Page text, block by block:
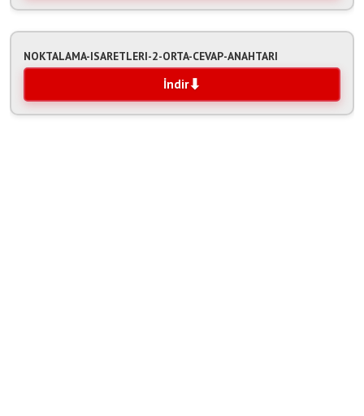
NOKTALAMA-ISARETLERI-2-ORTA-CEVAP-ANAHTARI
İndir